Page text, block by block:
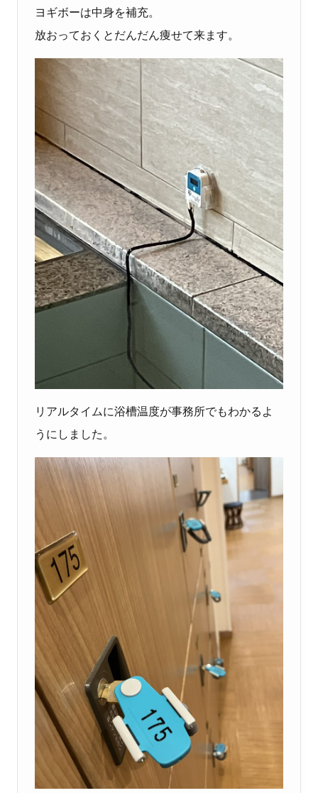
ヨギボーは中身を補充。
放おっておくとだんだん痩せて来ます。
リアルタイムに浴槽温度が事務所でもわかるよ
うにしました。